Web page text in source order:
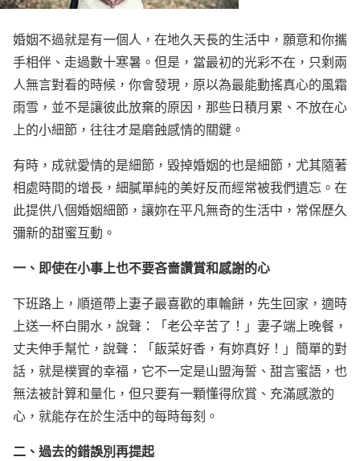
婚姻不過就是有一個人，在地久天長的生活中，願意和你攜
手相伴、走過數十寒暑。但是，當最初的光彩不在，只剩兩
人無言對看的時候，你會發現，原以為最能動搖真心的風霜
雨雪，並不是讓彼此放棄的原因，那些日積月累、不放在心
上的小細節，往往才是磨蝕感情的關鍵。
有時，成就愛情的是細節，毀掉婚姻的也是細節，尤其隨著
相處時間的增長，細膩單純的美好反而經常被我們遺忘。在
此提供八個婚姻細節，讓妳在平凡無奇的生活中，常保歷久
彌新的甜蜜互動。
一、即使在小事上也不要吝嗇讚賞和感謝的心
下班路上，順道帶上妻子最喜歡的車輪餅，先生回家，適時
上送一杯白開水，說聲：「老公辛苦了！」妻子端上晚餐，
丈夫伸手幫忙，說聲：「飯菜好香，有妳真好！」簡單的對
話，就是樸實的幸福，它不一定是山盟海誓、甜言蜜語，也
無法被計算和量化，但只要有一顆懂得欣賞、充滿感激的
心，就能存在於生活中的每時每刻。
二、過去的錯誤別再提起